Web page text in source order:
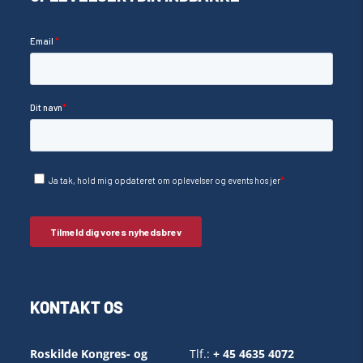
KONTAKT OS
Roskilde Kongres- og Tlf.: + 45 4635 4072